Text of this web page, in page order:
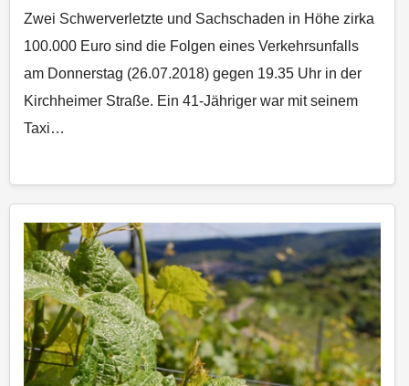
Zwei Schwerverletzte und Sachschaden in Höhe zirka
100.000 Euro sind die Folgen eines Verkehrsunfalls
am Donnerstag (26.07.2018) gegen 19.35 Uhr in der
Kirchheimer Straße. Ein 41-Jähriger war mit seinem
Taxi…